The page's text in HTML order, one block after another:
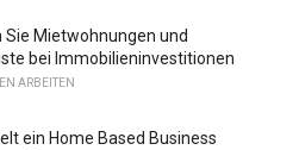
Sie Mietwohnungen und
bei Immobilieninvestitionen
ARBEITEN
ein Home Based Business